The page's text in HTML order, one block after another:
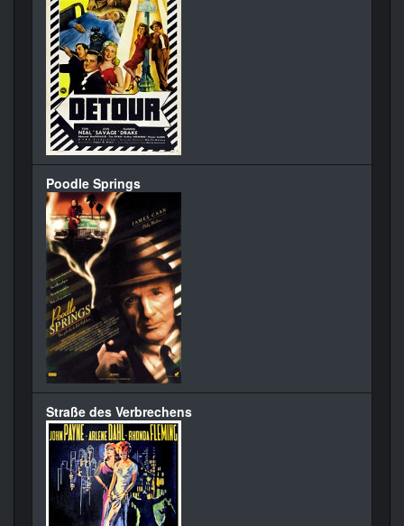
Poodle Springs
Straße des Verbrechens